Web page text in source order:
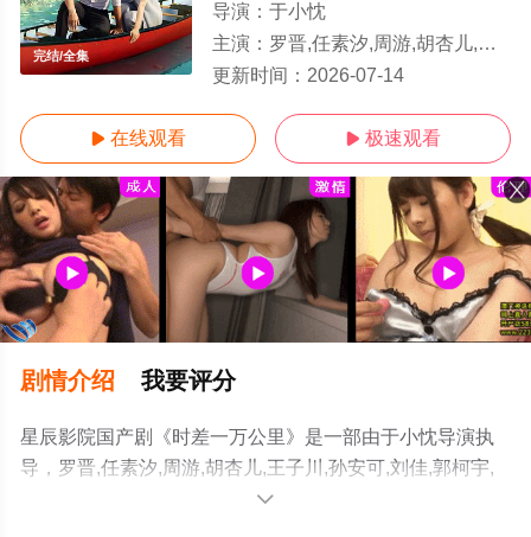
完结/全集
导演： 于小忱
主演： 罗晋,任素汐,周游,胡杏儿,王子川,孙安可,刘佳,郭柯宇,黄小蕾,王佳佳,白举纲,董博,程雍,
更新时间： 2026-07-14
 在线观看  极速观看
剧情介绍 我要评分
星辰影院国产剧《时差一万公里》是一部由于小忱导演执
导，罗晋,任素汐,周游,胡杏儿,王子川,孙安可,刘佳,郭柯宇,
黄小蕾,王佳佳,白举纲,董博,程雍,霍青,陈豪,甘昀宸,王艺哲,
